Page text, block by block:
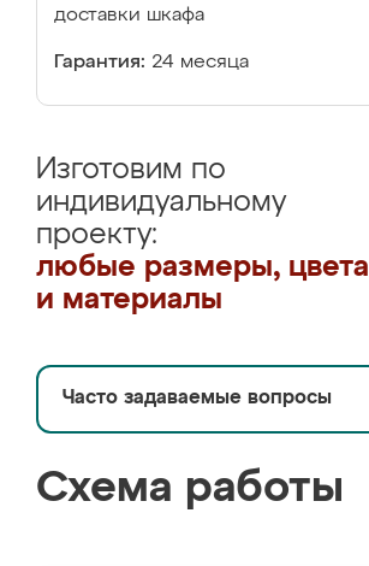
доставки шкафа
Гарантия: 24 месяца
Изготовим по
индивидуальному
проекту:
любые размеры, цвета
и материалы
Часто задаваемые вопросы
Схема работы